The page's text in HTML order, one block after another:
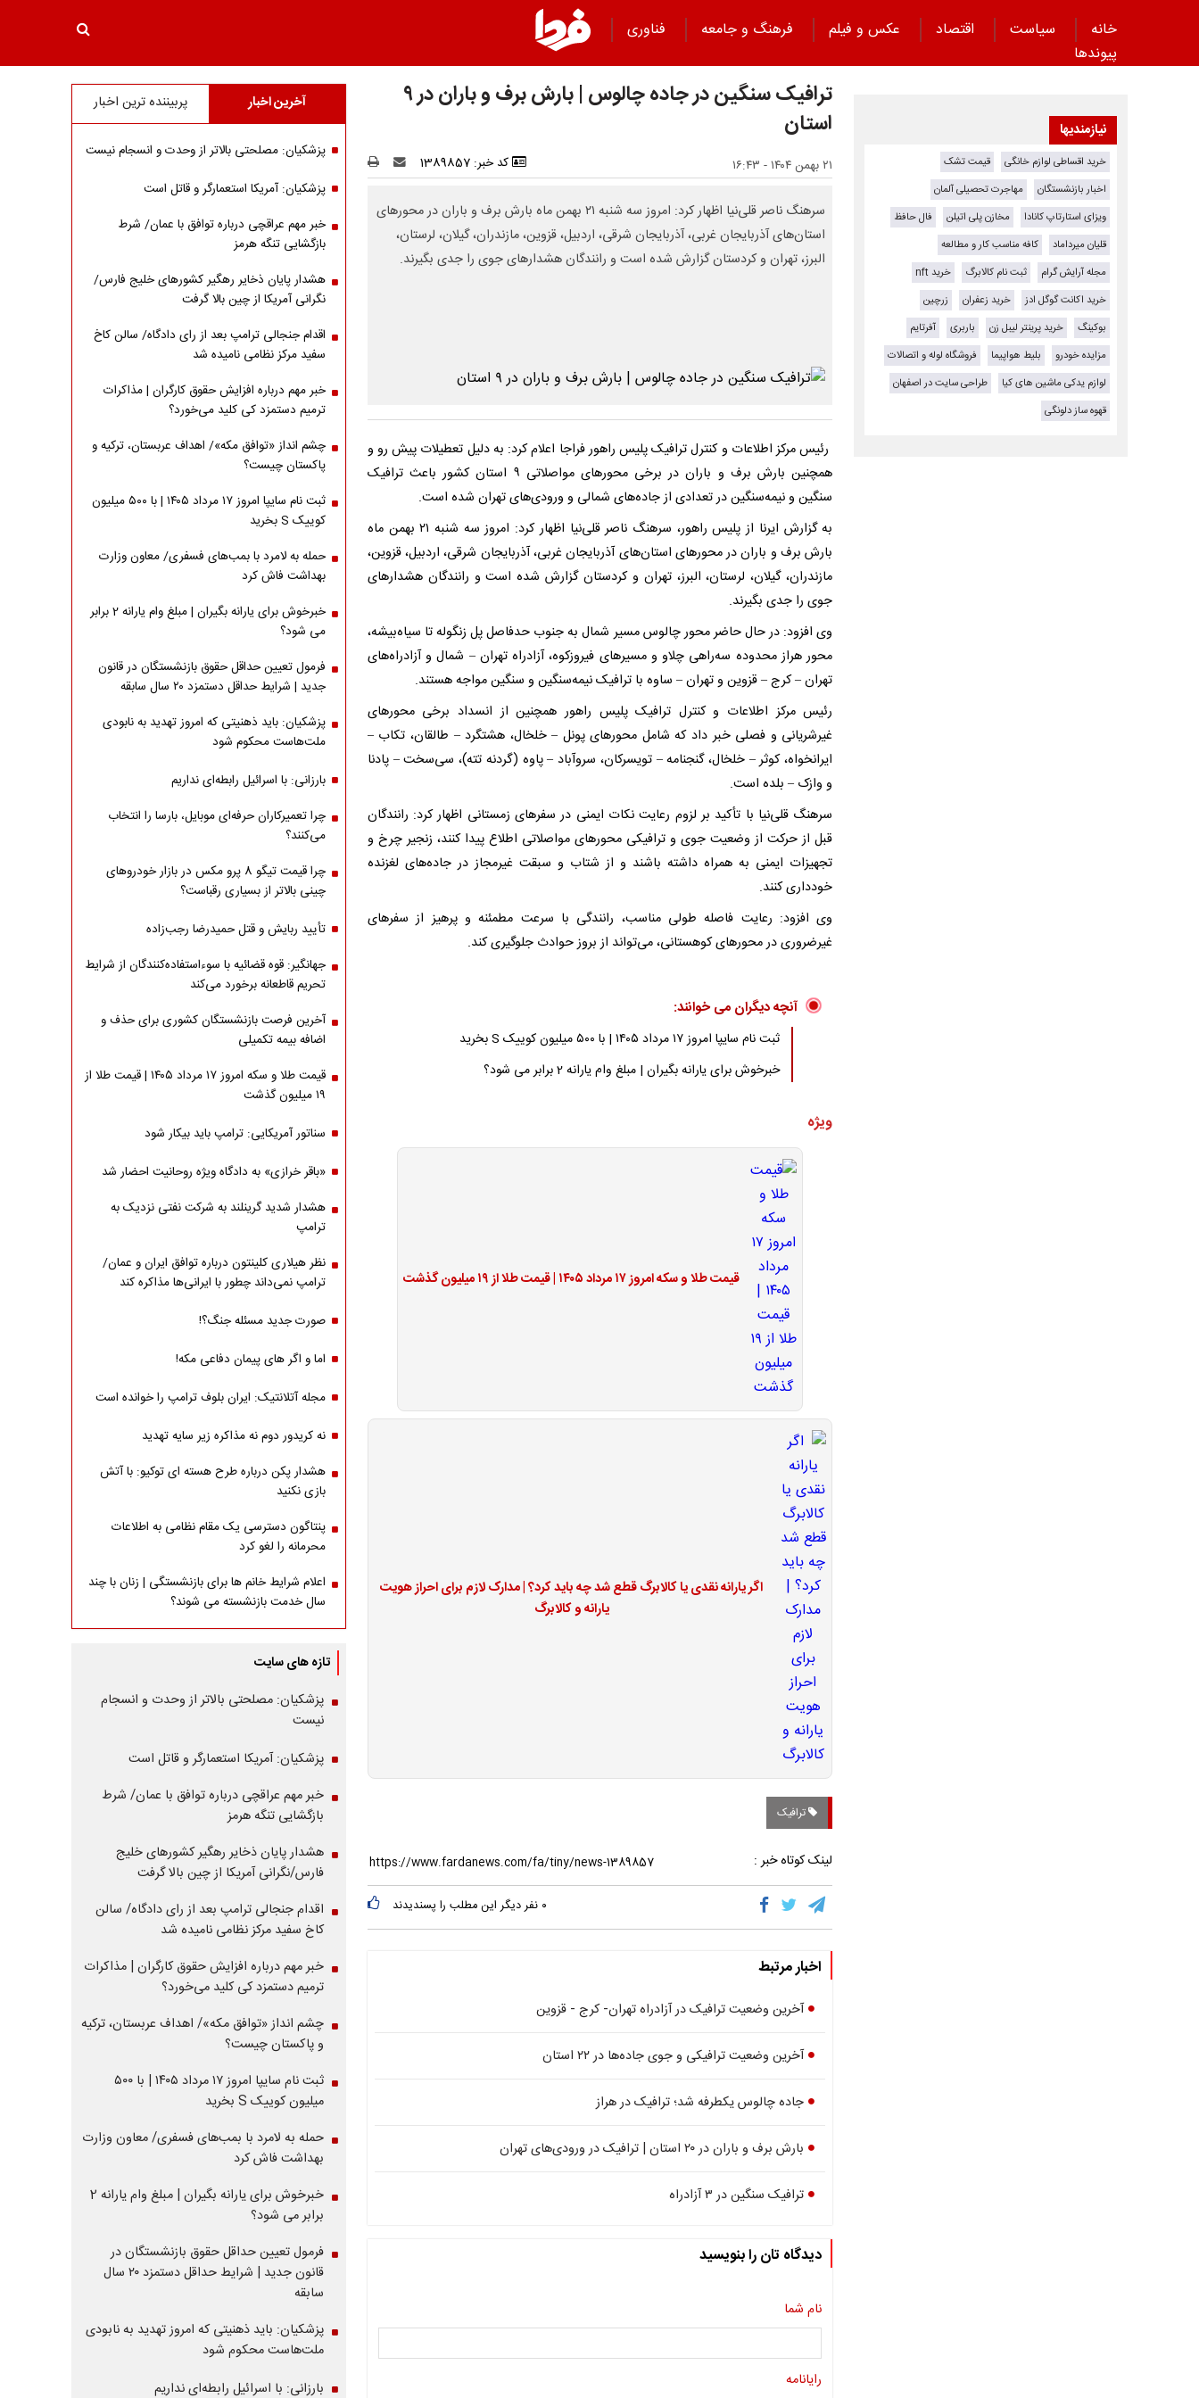
خانه سیاست اقتصاد عکس و فیلم فرهنگ و جامعه
فناوری
پیوند‌ها
ترافیک سنگین در جاده چالوس | بارش برف و باران در ۹
استان
۲۱ بهمن ۱۴۰۴ - ۱۶:۴۳ کد خبر: 1389857
سرهنگ ناصر قلی‌نیا اظهار کرد: امروز سه شنبه ۲۱ بهمن ماه بارش برف و باران در محورهای
استان‌های آذربایجان غربی، آذربایجان شرقی، اردبیل، قزوین، مازندران، گیلان، لرستان،
البرز، تهران و کردستان گزارش شده است و رانندگان هشدارهای جوی را جدی بگیرند.
رئیس مرکز اطلاعات و کنترل ترافیک پلیس راهور فراجا اعلام کرد: به دلیل تعطیلات پیش رو و
همچنین بارش برف و باران در برخی محورهای مواصلاتی ۹ استان کشور باعث ترافیک
سنگین و نیمه‌سنگین در تعدادی از جاده‌های شمالی و ورودی‌های تهران شده است.
به گزارش ایرنا از پلیس راهور، سرهنگ ناصر قلی‌نیا اظهار کرد: امروز سه شنبه ۲۱ بهمن ماه
بارش برف و باران در محورهای استان‌های آذربایجان غربی، آذربایجان شرقی، اردبیل، قزوین،
مازندران، گیلان، لرستان، البرز، تهران و کردستان گزارش شده است و رانندگان هشدارهای
جوی را جدی بگیرند.
وی افزود: در حال حاضر محور چالوس مسیر شمال به جنوب حدفاصل پل زنگوله تا سیاه‌بیشه،
محور هراز محدوده سه‌راهی چلاو و مسیرهای فیروزکوه، آزادراه تهران – شمال و آزادراه‌های
تهران – کرج – قزوین و تهران – ساوه با ترافیک نیمه‌سنگین و سنگین مواجه هستند.
رئیس مرکز اطلاعات و کنترل ترافیک پلیس راهور همچنین از انسداد برخی محورهای
غیرشریانی و فصلی خبر داد که شامل محورهای پونل – خلخال، هشتگرد – طالقان، تکاب –
ایرانخواه، کوثر – خلخال، گنجنامه – تویسرکان، سروآباد – پاوه (گردنه تته)، سی‌سخت – پادنا
و وازک – بلده است.
سرهنگ قلی‌نیا با تأکید بر لزوم رعایت نکات ایمنی در سفرهای زمستانی اظهار کرد: رانندگان
قبل از حرکت از وضعیت جوی و ترافیکی محورهای مواصلاتی اطلاع پیدا کنند، زنجیر چرخ و
تجهیزات ایمنی به همراه داشته باشند و از شتاب و سبقت غیرمجاز در جاده‌های لغزنده
خودداری کنند.
وی افزود: رعایت فاصله طولی مناسب، رانندگی با سرعت مطمئنه و پرهیز از سفرهای
غیرضروری در محورهای کوهستانی، می‌تواند از بروز حوادث جلوگیری کند.
آنچه دیگران می خوانند:
ثبت نام سایپا امروز ۱۷ مرداد ۱۴۰۵ | با ۵۰۰ میلیون کوییک S بخرید
خبرخوش برای یارانه بگیران | مبلغ وام یارانه 2 برابر می شود؟
ویژه
قیمت طلا و سکه امروز ۱۷ مرداد ۱۴۰۵ | قیمت طلا از ۱۹ میلیون گذشت
اگر یارانه نقدی یا کالابرگ قطع شد چه باید کرد؟ | مدارک لازم برای احراز هویت
یارانه و کالابرگ
ترافیک
لینک کوتاه خبر :
۰ نفر دیگر این مطلب را پسندیدند
اخبار مرتبط
آخرین وضعیت ترافیک در آزادراه تهران- کرج - قزوین
آخرین وضعیت ترافیکی و جوی جاده‌ها در ۲۲ استان
جاده چالوس یکطرفه شد؛ ترافیک در هراز
بارش برف و باران در ۲۰ استان | ترافیک در ورودی‌های تهران
ترافیک سنگین در ۳ آزادراه
دیدگاه تان را بنویسید
نام شما
رایانامه
نیازمندیها
خرید اقساطی لوازم خانگی
قیمت تشک
اخبار بازنشستگان
مهاجرت تحصیلی آلمان
ویزای استارتاپ کانادا
مخازن پلی اتیلن
فال حافظ
قلیان میرداماد
کافه مناسب کار و مطالعه
مجله آرایش گرام
ثبت نام کالابرگ
خرید nft
خرید اکانت گوگل ادز
خرید زعفران
زرچین
بوکینگ
خرید پرینتر لیبل زن باربری
آفرتایم
مزایده خودرو
بلیط هواپیما
فروشگاه لوله و اتصالات
لوازم یدکی ماشین های کیا
طراحی سایت در اصفهان
قهوه ساز دلونگی
آخرین اخبار پربیننده ترین اخبار
پزشکیان: مصلحتی بالاتر از وحدت و انسجام نیست
پزشکیان: آمریکا استعمارگر و قاتل است
خبر مهم عراقچی درباره توافق با عمان/ شرط
بازگشایی تنگه هرمز
هشدار پایان ذخایر رهگیر کشورهای خلیج فارس/
نگرانی آمریکا از چین بالا گرفت
اقدام جنجالی ترامپ بعد از رای دادگاه/ سالن کاخ
سفید مرکز نظامی نامیده شد
خبر مهم درباره افزایش حقوق کارگران | مذاکرات
ترمیم دستمزد کی کلید می‌خورد؟
چشم انداز «توافق مکه»/ اهداف عربستان، ترکیه و
پاکستان چیست؟
ثبت نام سایپا امروز ۱۷ مرداد ۱۴۰۵ | با ۵۰۰ میلیون
کوییک S بخرید
حمله به لامرد با بمب‌های فسفری/ معاون وزارت
بهداشت فاش کرد
خبرخوش برای یارانه بگیران | مبلغ وام یارانه 2 برابر
می شود؟
فرمول تعیین حداقل حقوق بازنشستگان در قانون
جدید | شرایط حداقل دستمزد ۲۰ سال سابقه
پزشکیان: باید ذهنیتی که امروز تهدید به نابودی
ملت‌هاست محکوم شود
بارزانی: با اسرائیل رابطه‌ای نداریم
چرا تعمیرکاران حرفه‌ای موبایل، بارسا را انتخاب
می‌کنند؟
چرا قیمت تیگو 8 پرو مکس در بازار خودروهای
چینی بالاتر از بسیاری رقباست؟
تأیید ربایش و قتل حمیدرضا رجب‌زاده
جهانگیر: قوه قضائیه با سوءاستفاده‌کنندگان از شرایط
تحریم قاطعانه برخورد می‌کند
آخرین فرصت بازنشستگان کشوری برای حذف و
اضافه بیمه تکمیلی
قیمت طلا و سکه امروز ۱۷ مرداد ۱۴۰۵ | قیمت طلا از
۱۹ میلیون گذشت
سناتور آمریکایی: ترامپ باید بیکار شود
«باقر خرازی» به دادگاه ویژه روحانیت احضار شد
هشدار شدید گرینلند به شرکت نفتی نزدیک به
ترامپ
نظر هیلاری کلینتون درباره توافق ایران و عمان/
ترامپ نمی‌داند چطور با ایرانی‌ها مذاکره کند
صورت جدید مسئله جنگ؟!
اما و اگر های پیمان دفاعی مکه!
مجله آتلانتیک: ایران بلوف ترامپ را خوانده است
نه کریدور دوم نه مذاکره زیر سایه تهدید
هشدار پکن درباره طرح هسته ای توکیو: با آتش
بازی نکنید
پنتاگون دسترسی یک مقام نظامی به اطلاعات
محرمانه را لغو کرد
اعلام شرایط خانم ها برای بازنشستگی | زنان با چند
سال خدمت بازنشسته می شوند؟
تازه های سایت
پزشکیان: مصلحتی بالاتر از وحدت و انسجام
نیست
پزشکیان: آمریکا استعمارگر و قاتل است
خبر مهم عراقچی درباره توافق با عمان/ شرط
بازگشایی تنگه هرمز
هشدار پایان ذخایر رهگیر کشورهای خلیج
فارس/نگرانی آمریکا از چین بالا گرفت
اقدام جنجالی ترامپ بعد از رای دادگاه/ سالن
کاخ سفید مرکز نظامی نامیده شد
خبر مهم درباره افزایش حقوق کارگران | مذاکرات
ترمیم دستمزد کی کلید می‌خورد؟
چشم انداز «توافق مکه»/ اهداف عربستان، ترکیه
و پاکستان چیست؟
ثبت نام سایپا امروز ۱۷ مرداد ۱۴۰۵ | با ۵۰۰
میلیون کوییک S بخرید
حمله به لامرد با بمب‌های فسفری/ معاون وزارت
بهداشت فاش کرد
خبرخوش برای یارانه بگیران | مبلغ وام یارانه 2
برابر می شود؟
فرمول تعیین حداقل حقوق بازنشستگان در
قانون جدید | شرایط حداقل دستمزد ۲۰ سال
سابقه
پزشکیان: باید ذهنیتی که امروز تهدید به نابودی
ملت‌هاست محکوم شود
بارزانی: با اسرائیل رابطه‌ای نداریم